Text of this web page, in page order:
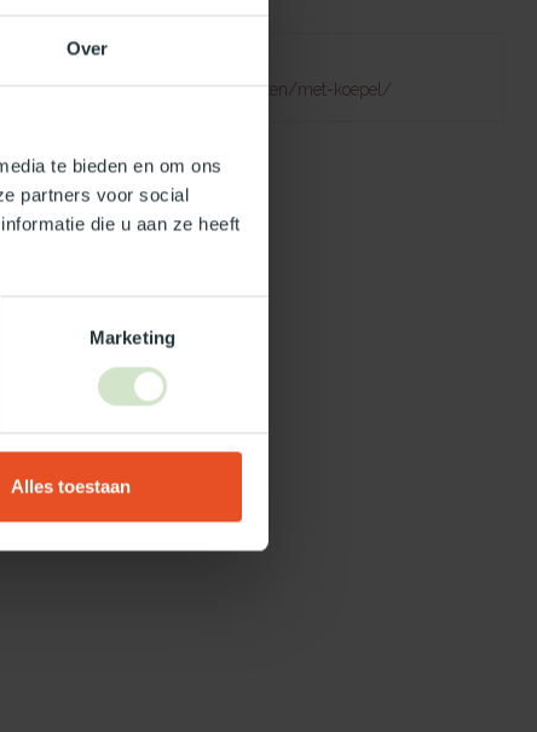
Over
te bieden en om ons
partners voor social
die u aan ze heeft
Marketing
Alles toestaan
to fetch
platdakramen/soorten/met-koepel/